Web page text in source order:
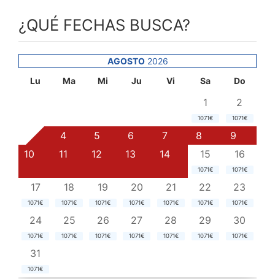
¿QUÉ FECHAS BUSCA?
AGOSTO2026
Lu
Ma Mi Ju Vi Sa Do
1
1071€
2
1071€
3 4 5 6 7 8
9
10
11 12 13 14 15
1071€
16
1071€
17
1071€
18
1071€
19
1071€
20
1071€
21
1071€
22
1071€
23
1071€
24
1071€
25
1071€
26
1071€
27
1071€
28
1071€
29
1071€
30
1071€
31
1071€